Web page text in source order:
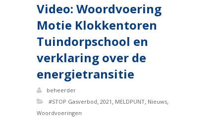
Video: Woordvoering
Motie Klokkentoren
Tuindorpschool en
verklaring over de
energietransitie
beheerder
#STOP Gasverbod, 2021 , MELDPUNT, Nieuws,
Woordvoeringen